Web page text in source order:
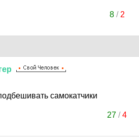
8/ 2
самокатчики
27 /4